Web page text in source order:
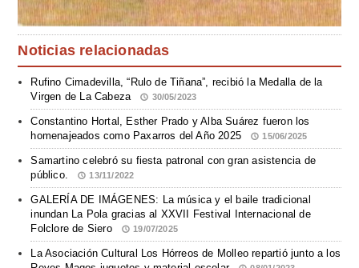
Noticias relacionadas
Rufino Cimadevilla, “Rulo de Tiñana”, recibió la Medalla de la
Virgen de La Cabeza
30/05/2023
Constantino Hortal, Esther Prado y Alba Suárez fueron los
homenajeados como Paxarros del Año 2025
15/06/2025
Samartino celebró su fiesta patronal con gran asistencia de
público.
13/11/2022
GALERÍA DE IMÁGENES: La música y el baile tradicional
inundan La Pola gracias al XXVII Festival Internacional de
Folclore de Siero
19/07/2025
La Asociación Cultural Los Hórreos de Molleo repartió junto a los